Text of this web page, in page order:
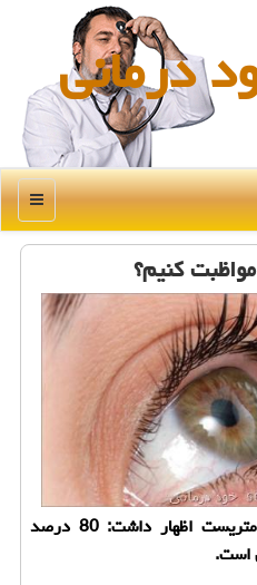
درمانی
منو
كنیم؟
خود درمانی: یك متخصص اپتومتریست اظهار داشت: 80 درصد
است.